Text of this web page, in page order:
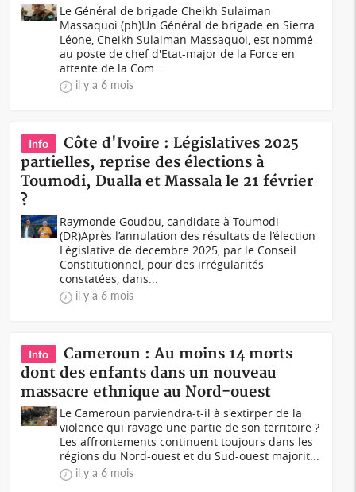
Le Général de brigade Cheikh Sulaiman
Massaquoi (ph)Un Général de brigade en Sierra
Léone, Cheikh Sulaiman Massaquoi, est nommé
au poste de chef d'Etat-major de la Force en
attente de la Com...
il y a 6 mois
Info
Côte d'Ivoire : Législatives 2025
partielles, reprise des élections à
Toumodi, Dualla et Massala le 21 février
?
Raymonde Goudou, candidate à Toumodi
(DR)Après l’annulation des résultats de l’élection
Législative de decembre 2025, par le Conseil
Constitutionnel, pour des irrégularités
constatées, dans...
il y a 6 mois
Info
Cameroun : Au moins 14 morts
dont des enfants dans un nouveau
massacre ethnique au Nord-ouest
Le Cameroun parviendra-t-il à s'extirper de la
violence qui ravage une partie de son territoire ?
Les affrontements continuent toujours dans les
régions du Nord-ouest et du Sud-ouest majorit...
il y a 6 mois